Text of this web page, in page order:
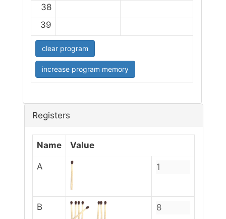
38
39
clear program
increase program memory
Registers
Name Value
A
B